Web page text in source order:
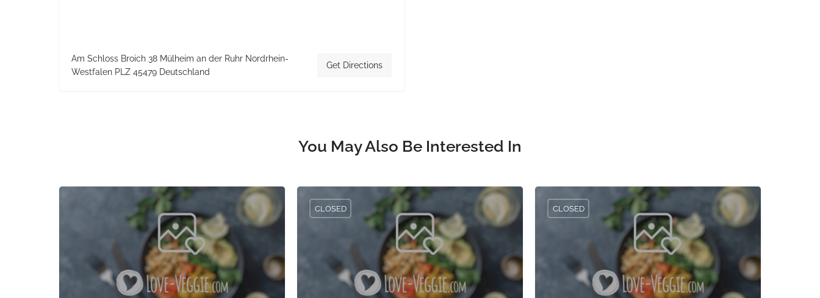
Am Schloss Broich 38 Mülheim an der Ruhr Nordrhein-
Westfalen PLZ 45479 Deutschland
Get Directions
You May Also Be Interested In
CLOSED CLOSED